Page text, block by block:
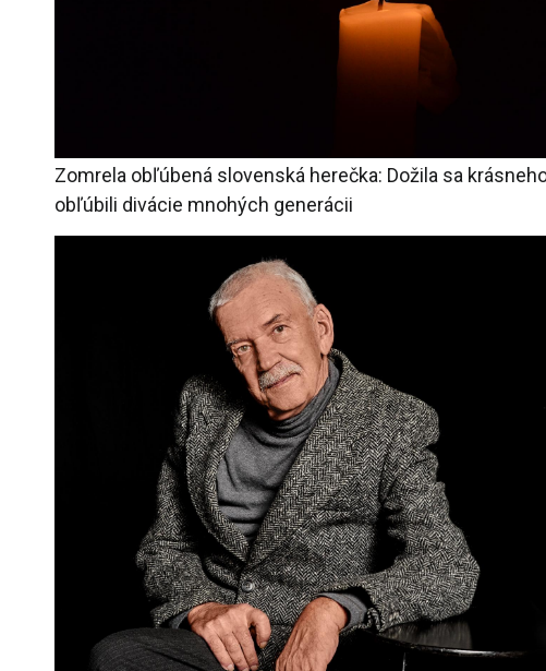
Zomrela obľúbená slovenská herečka: Dožila sa
obľúbili divácie mnohých generácii